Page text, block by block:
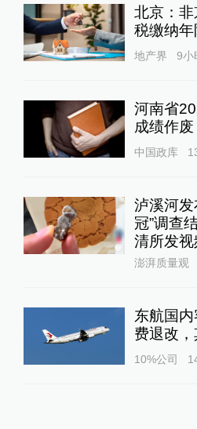
北京：
税缴纳
地产界 9小
河南省
成绩作
中国政库
泸溪河发
冠”调查
清所发
澎湃质量观
东航国
费退改
10%公司